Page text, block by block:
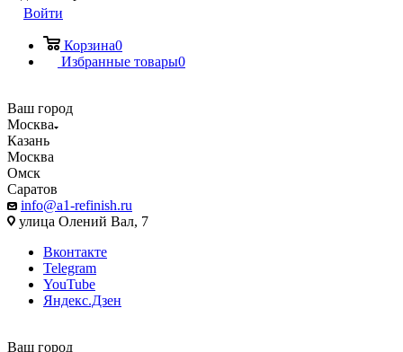
Войти
Корзина0
Избранные товары0
Ваш город
Москва
Казань
Москва
Омск
Саратов
info@a1-refinish.ru
улица Олений Вал, 7
Вконтакте
Telegram
YouTube
Яндекс.Дзен
Ваш город